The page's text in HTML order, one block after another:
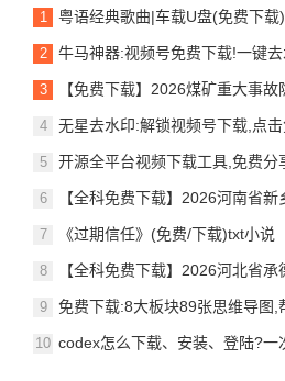
粤语经典歌曲|车载U盘(免费下载)
牛马神器:视频号免费下载!一键去
【免费下载】2026煤矿重大事故
无星去水印:解锁视频号下载,点击免费使用,无需下载!
开源全平台视频下载工具,免费分
【全科免费下载】2026河南省新乡
《过期信任》(免费/下载)txt小说
【全科免费下载】2026河北省承德市部分
免费下载:8大板块89张思维导图,
codex怎么下载、安装、登陆?一